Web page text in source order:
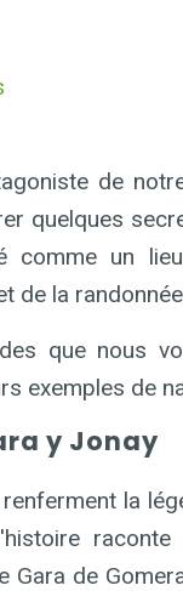
de
quelques
comme un
de la
que nous
exemples de
y Jonay
la
Gara de